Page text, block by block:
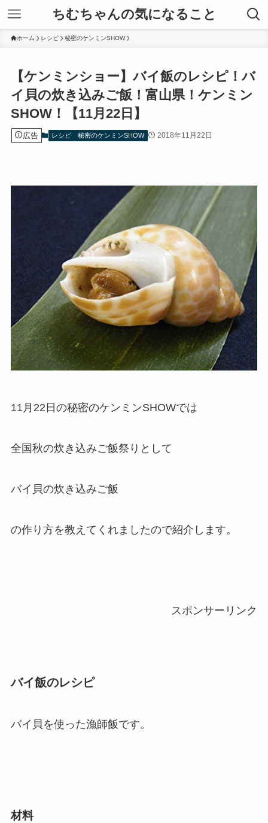
ちむちゃんの気になること
ホーム レシピ 秘密のケンミンSHOW
【ケンミンショー】バイ飯のレシピ！バ
イ貝の炊き込みご飯！富山県！ケンミン
SHOW！【11月22日】
広告 レシピ 秘密のケンミンSHOW 2018年11月22日
11月22日の秘密のケンミンSHOWでは
全国秋の炊き込みご飯祭りとして
バイ貝の炊き込みご飯
の作り方を教えてくれましたので紹介します。
スポンサーリンク
バイ飯のレシピ
バイ貝を使った漁師飯です。
材料